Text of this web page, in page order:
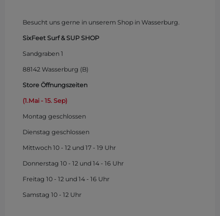
Besucht uns gerne in unserem Shop in Wasserburg.
SixFeet Surf & SUP SHOP
Sandgraben 1
88142 Wasserburg (B)
Store Öffnungszeiten
(1.Mai - 15. Sep)
Montag geschlossen
Dienstag geschlossen
Mittwoch 10 - 12 und 17 - 19 Uhr
Donnerstag 10 - 12 und 14 - 16 Uhr
Freitag 10 - 12 und 14 - 16 Uhr
Samstag 10 - 12 Uhr